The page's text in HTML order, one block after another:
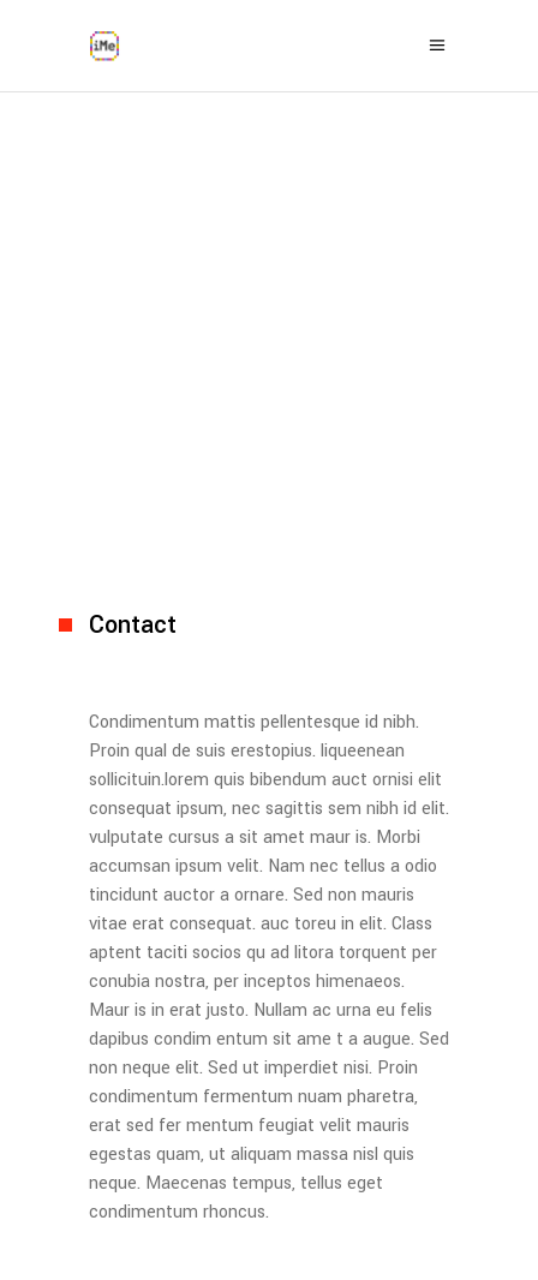
Contact
Condimentum mattis pellentesque id nibh.
Proin qual de suis erestopius. liqueenean
sollicituin.lorem quis bibendum auct ornisi elit
consequat ipsum, nec sagittis sem nibh id elit.
vulputate cursus a sit amet maur is. Morbi
accumsan ipsum velit. Nam nec tellus a odio
tincidunt auctor a ornare. Sed non mauris
vitae erat consequat. auc toreu in elit. Class
aptent taciti socios qu ad litora torquent per
conubia nostra, per inceptos himenaeos.
Maur is in erat justo. Nullam ac urna eu felis
dapibus condim entum sit ame t a augue. Sed
non neque elit. Sed ut imperdiet nisi. Proin
condimentum fermentum nuam pharetra,
erat sed fer mentum feugiat velit mauris
egestas quam, ut aliquam massa nisl quis
neque. Maecenas tempus, tellus eget
condimentum rhoncus.